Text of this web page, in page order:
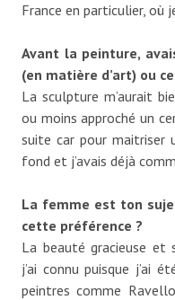
France en particulier, où
Avant la peinture,
(en matière d’art) ou
La sculpture m’aurait
ou moins approché un
suite car pour maitriser
fond et j’avais déjà
La femme est ton
cette préférence ?
La beauté gracieuse et
j’ai connu puisque j’ai
peintres comme